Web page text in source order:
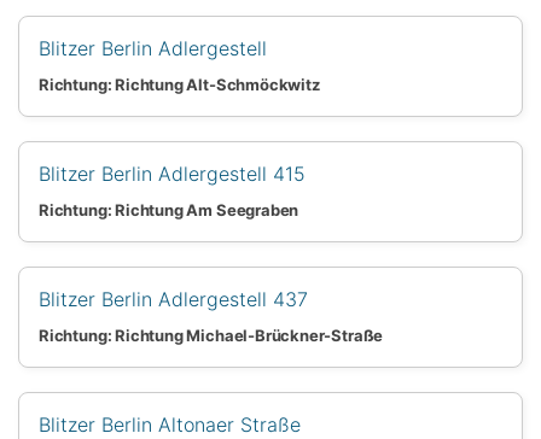
Blitzer Berlin Adlergestell
Richtung: Richtung Alt-Schmöckwitz
Blitzer Berlin Adlergestell 415
Richtung: Richtung Am Seegraben
Blitzer Berlin Adlergestell 437
Richtung: Richtung Michael-Brückner-Straße
Blitzer Berlin Altonaer Straße